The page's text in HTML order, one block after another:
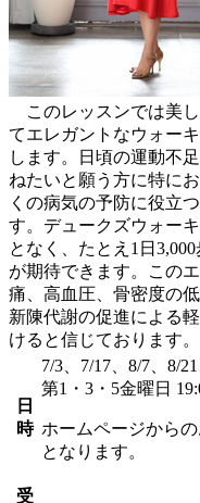
このレッスンでは美
てエレガントなウォー
します。日頃の運動不
ねたいと願う方に特に
くの病気の予防に役立
す。デュークズウォー
となく、たとえ1日
が期待できます。この
痛、高血圧、骨密度の
新陳代謝の促進による
けると信じております。
日
時
7/3、7/17、8/7、8/
第1・3・5金曜日
ホームページから
となります。
受